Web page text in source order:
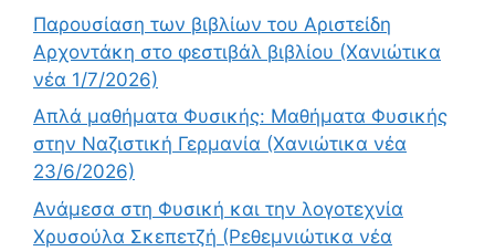
Παρουσίαση των βιβλίων του Αριστείδη
Αρχοντάκη στο φεστιβάλ βιβλίου (Χανιώτικα
νέα 1/7/2026)
Απλά μαθήματα Φυσικής: Μαθήματα Φυσικής
στην Ναζιστική Γερμανία (Χανιώτικα νέα
23/6/2026)
Ανάμεσα στη Φυσική και την λογοτεχνία
Χρυσούλα Σκεπετζή (Ρεθεμνιώτικα νέα